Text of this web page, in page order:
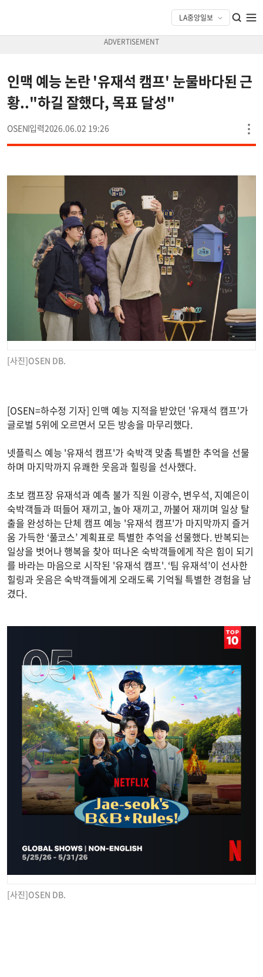
인맥 예능 논란 '유재석 캠프' 눈물바다된 근
황.."하길 잘했다, 목표 달성"
OSEN 2026.06.02 19:26
[사진]OSEN DB.
[OSEN=하수정 기자] 인맥 예능 지적을 받았던 '유재석 캠프'가
글로벌 5위에 오르면서 모든 방송을 마무리했다.
넷플릭스 예능 '유재석 캠프'가 숙박객 맞춤 특별한 추억을 선물
하며 마지막까지 유쾌한 웃음과 힐링을 선사했다.
초보 캠프장 유재석과 예측 불가 직원 이광수, 변우석, 지예은이
숙박객들과 떠들어 재끼고, 놀아 재끼고, 까불어 재끼며 일상 탈
출을 완성하는 단체 캠프 예능 '유재석 캠프'가 마지막까지 즐거
움 가득한 ‘풀코스’ 계획표로 특별한 추억을 선물했다. 반복되는
일상을 벗어나 행복을 찾아 떠나온 숙박객들에게 작은 힘이 되기
를 바라는 마음으로 시작된 '유재석 캠프'. ‘팀 유재석’이 선사한
힐링과 웃음은 숙박객들에게 오래도록 기억될 특별한 경험을 남
겼다.
[사진]OSEN DB.